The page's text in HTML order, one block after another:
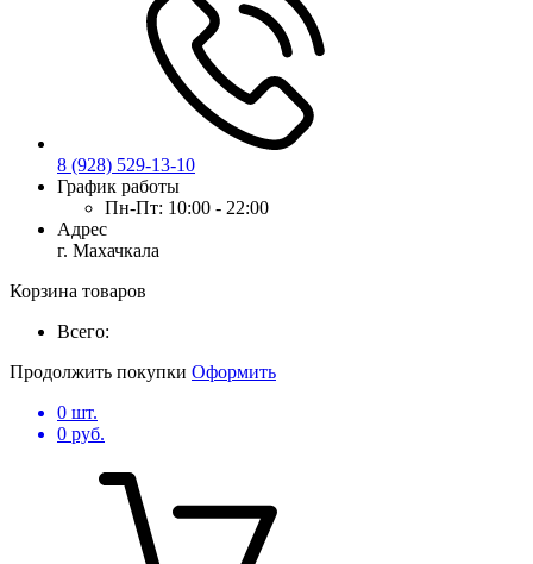
8 (928) 529-13-10
График работы
Пн-Пт: 10:00 - 22:00
Адрес
г. Махачкала
Корзина товаров
Всего:
Продолжить покупки Оформить
0 шт.
0 руб.